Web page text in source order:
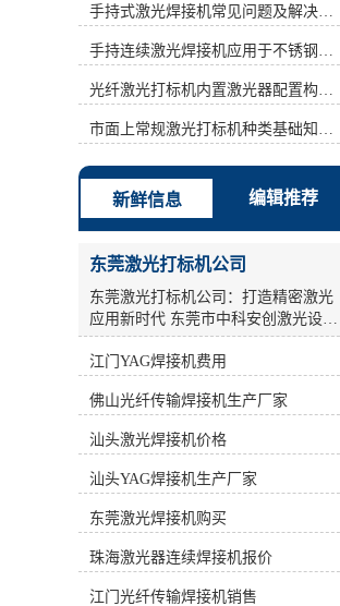
设备大多是刻划式的,而新型的激光打
驻留技术。激光打标机用激光束在各
种不同的物质表面打上*的标记。激
光打标机按照激光器不同可分为CO2
激光打标机、半导体激光打标机、
YAG激光打标机、光纤激光打标机。
计算机控制系统是整个激光打标机控
制和指挥的中心，同时也是软件安装
的载体。 b: **时间为1.5us. c: 填充方
式方法：弓形填充 间距：0.01-
0.05mm之间。 d: 扫描速度:依情况
(Condition)而设，如果镭雕的边框效
果总是有毛边现象，可把速度值设小
点。建议：200-1500之间。 其次：采
用单线填充，但是设定两遍参数。打
标机标刻的是一个无法擦掉的*性标
间气化而成，*借助任何辅助工具即
此，在同样能量的情况下，新型激光
打标机打印速度较快。**时间为1.5。
*1遍：功率(指物体在单位时间内所做
的功的多少)稍高点频率(frequency)稍
高点(例如30000-70000) 速度慢点(例
如 700-1000)，此时产品(Product)表面
再设定*2遍参数。*2遍：功率(指物体
手持式激光焊接机常见问题及解决方法！
手持连续激光焊接机应用于不锈钢厨具行业
光纤激光打标机内置激光器配置构造讲解
市面上常规激光打标机种类基础知识介绍
新鲜信息 编辑推荐
东莞激光打标机公司
东莞激光打标机公司：打造精密激光
应用新时代 东莞市中科安创激光设备
有限公司，作为一家**从事工业激光
产品的研发、生产和销售的**企业，
完善的激光应用解决方案及配套设
备。公司汇聚了一大批多年从事激光
加工设备科研和产业化的激光技术和
科研人员，凭借光电子产业的良好氛
围，积极进取，锐意开拓，通过不断
**，为国内外广大客户的制造装备和
工艺**水平提供贡献。 激光打标机作
为激光加工设备中的重要一环，在工
标机采用高能激光束照射在物质表
江门YAG焊接机费用
佛山光纤传输焊接机生产厂家
汕头激光焊接机价格
汕头YAG焊接机生产厂家
东莞激光焊接机购买
珠海激光器连续焊接机报价
江门光纤传输焊接机销售